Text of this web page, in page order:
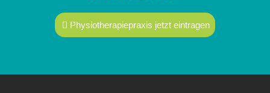
Physiotherapiepraxis jetzt eintragen